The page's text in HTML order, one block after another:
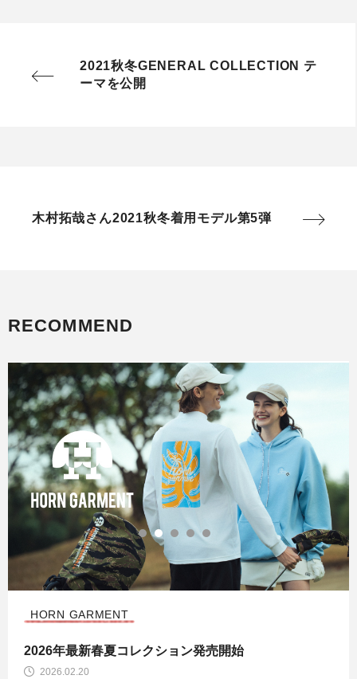
RECOMMEND
2025.09.03
HORN GARMENT
2025年最新秋冬コレクション発売開始
2021秋冬GENERAL COLLECTION テ
ーマを公開
木村拓哉さん2021秋冬着用モデル第5弾